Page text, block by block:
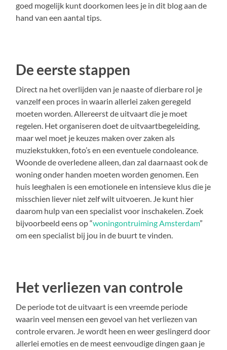
goed mogelijk kunt doorkomen lees je in dit blog aan de
hand van een aantal tips.
De eerste stappen
Direct na het overlijden van je naaste of dierbare rol je
vanzelf een proces in waarin allerlei zaken geregeld
moeten worden. Allereerst de uitvaart die je moet
regelen. Het organiseren doet de uitvaartbegeleiding,
maar wel moet je keuzes maken over zaken als
muziekstukken, foto’s en een eventuele condoleance.
Woonde de overledene alleen, dan zal daarnaast ook de
woning onder handen moeten worden genomen. Een
huis leeghalen is een emotionele en intensieve klus die je
misschien liever niet zelf wilt uitvoeren. Je kunt hier
daarom hulp van een specialist voor inschakelen. Zoek
bijvoorbeeld eens op “woningontruiming Amsterdam”
om een specialist bij jou in de buurt te vinden.
Het verliezen van controle
De periode tot de uitvaart is een vreemde periode
waarin veel mensen een gevoel van het verliezen van
controle ervaren. Je wordt heen en weer geslingerd door
allerlei emoties en de meest eenvoudige dingen gaan je